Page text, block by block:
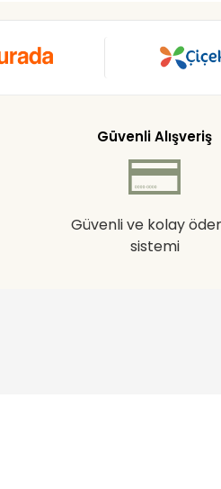
Güvenli Alışveriş
Güvenli ve kolay
sistemi